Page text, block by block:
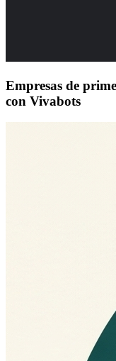
Empresas de
con Vivabots